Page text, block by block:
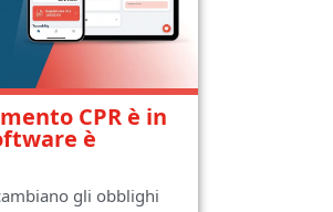
CPR è in
è
gli obblighi